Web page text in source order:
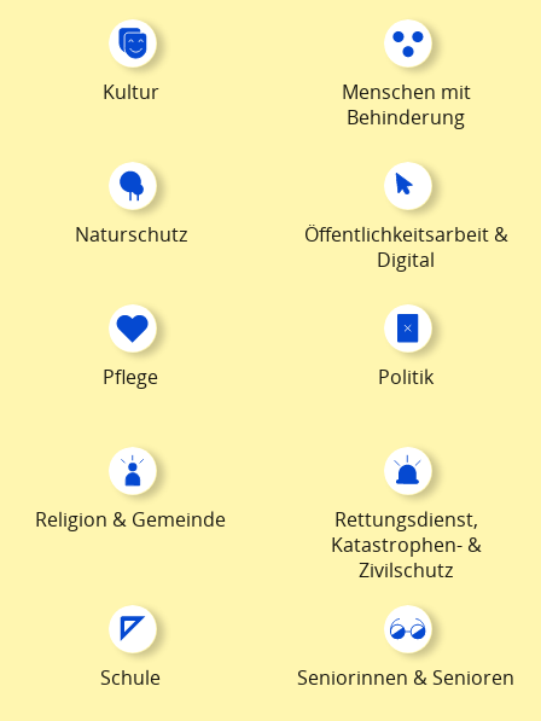
Kultur
Menschen mit
Behinderung
Naturschutz
Öffentlichkeitsarbeit &
Digital
Pflege Politik
Religion & Gemeinde
Rettungsdienst,
Katastrophen- &
Zivilschutz
Schule Seniorinnen & Senioren